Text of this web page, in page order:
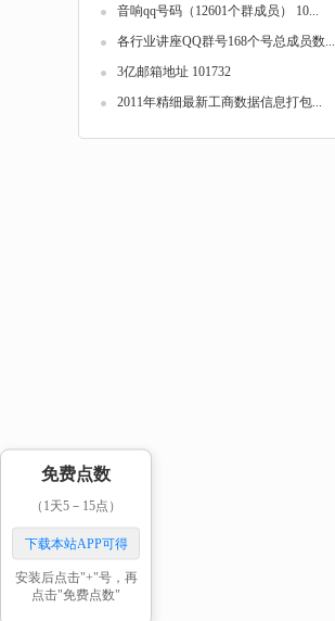
音响qq号码（12601个群成员） 10...
各行业讲座QQ群号168个号总成员数...
3亿邮箱地址 101732
2011年精细最新工商数据信息打包...
免费点数
（1天5－15点）
下载本站APP可得
安装后点击"+"号，再
点击"免费点数"